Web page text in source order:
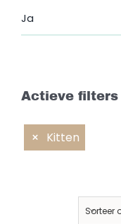
Ja
Actieve filters
Kitten
Sorteer